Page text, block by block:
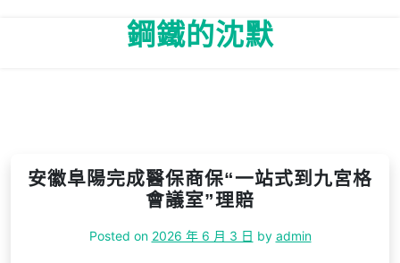
鋼鐵的沈默
安徽阜陽完成醫保商保“一站式到九宮格
會議室”理賠
Posted on 2026 年 6 月 3 日 by admin